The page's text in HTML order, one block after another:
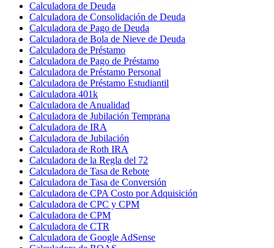
Calculadora de Deuda
Calculadora de Consolidación de Deuda
Calculadora de Pago de Deuda
Calculadora de Bola de Nieve de Deuda
Calculadora de Préstamo
Calculadora de Pago de Préstamo
Calculadora de Préstamo Personal
Calculadora de Préstamo Estudiantil
Calculadora 401k
Calculadora de Anualidad
Calculadora de Jubilación Temprana
Calculadora de IRA
Calculadora de Jubilación
Calculadora de Roth IRA
Calculadora de la Regla del 72
Calculadora de Tasa de Rebote
Calculadora de Tasa de Conversión
Calculadora de CPA Costo por Adquisición
Calculadora de CPC y CPM
Calculadora de CPM
Calculadora de CTR
Calculadora de Google AdSense